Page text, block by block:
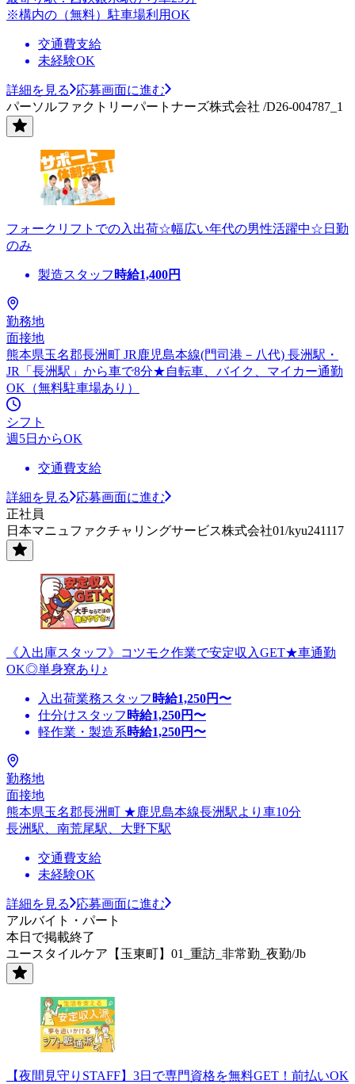
※構内の（無料）駐車場利用OK
交通費支給
未経験OK
詳細を見る
応募画面に進む
パーソルファクトリーパートナーズ株式会社 /D26-004787_1
フォークリフトでの入出荷☆幅広い年代の男性活躍中☆日勤
のみ
製造スタッフ 時給1,400円
勤務地
面接地
熊本県玉名郡長洲町 JR鹿児島本線(門司港－八代) 長洲駅・
JR「長洲駅」から車で8分★自転車、バイク、マイカー通勤
OK（無料駐車場あり）
シフト
週5日からOK
交通費支給
詳細を見る
応募画面に進む
正社員
日本マニュファクチャリングサービス株式会社01/kyu241117
《入出庫スタッフ》コツモク作業で安定収入GET★車通勤
OK◎単身寮あり♪
入出荷業務スタッフ 時給1,250円〜
仕分けスタッフ 時給1,250円〜
軽作業・製造系時給1,250円〜
勤務地
面接地
熊本県玉名郡長洲町 ★鹿児島本線長洲駅より車10分
長洲駅、南荒尾駅、大野下駅
交通費支給
未経験OK
詳細を見る
応募画面に進む
アルバイト・パート
本日で掲載終了
ユースタイルケア【玉東町】01_重訪_非常勤_夜勤/Jb
【夜間見守りSTAFF】3日で専門資格を無料GET！前払いOK